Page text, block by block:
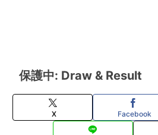
保護中: Draw & Result
X Facebook